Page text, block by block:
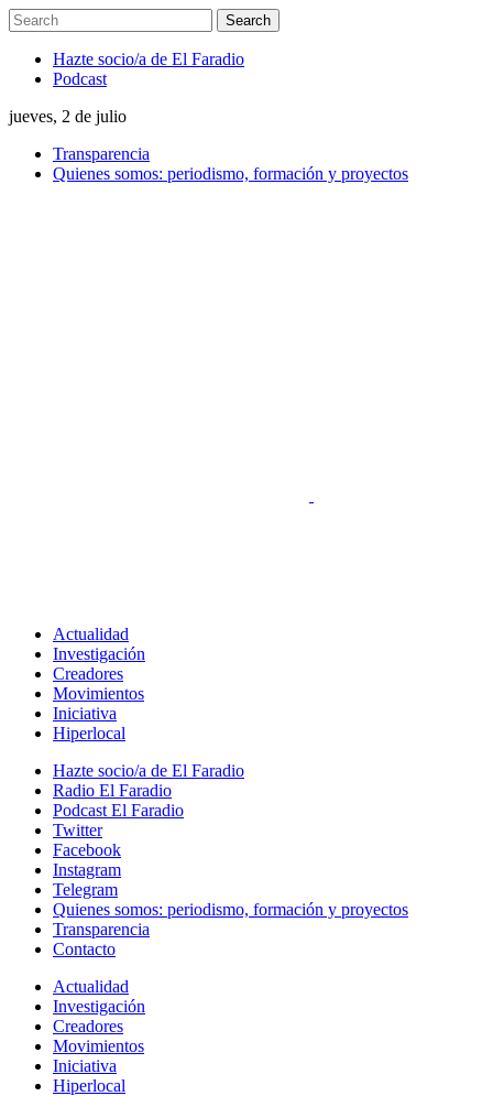
Hazte socio/a de El Faradio
Podcast
jueves, 2 de julio
Transparencia
Quienes somos: periodismo, formación y proyectos
Actualidad
Investigación
Creadores
Movimientos
Iniciativa
Hiperlocal
Hazte socio/a de El Faradio
Radio El Faradio
Podcast El Faradio
Twitter
Facebook
Instagram
Telegram
Quienes somos: periodismo, formación y proyectos
Transparencia
Contacto
Actualidad
Investigación
Creadores
Movimientos
Iniciativa
Hiperlocal